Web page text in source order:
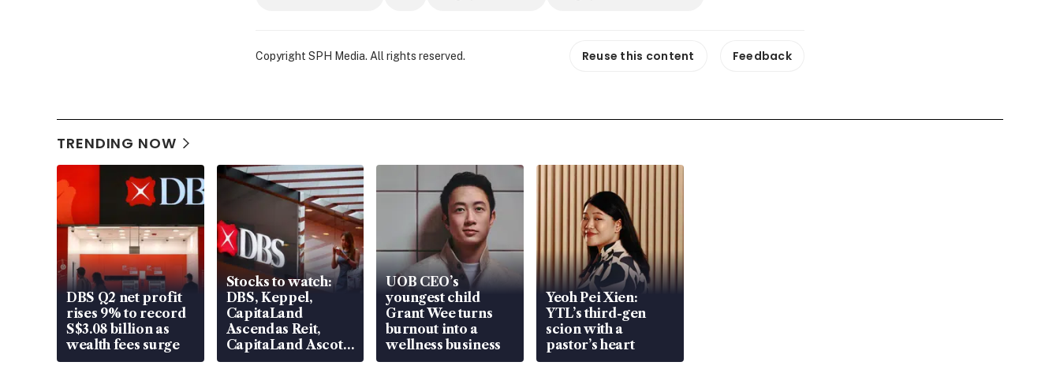
Copyright SPH Media. All rights reserved. Reuse this content Feedback
TRENDING NOW
DBS Q2 net profit
rises 9% to record
S$3.08 billion as
wealth fees surge
Stocks to watch:
DBS, Keppel,
CapitaLand
Ascendas Reit,
CapitaLand Ascott
Trust, CAReit, CSE
UOB CEO’s
youngest child
Grant Wee turns
burnout into a
wellness business
Yeoh Pei Xien:
YTL’s third-gen
scion with a
pastor’s heart